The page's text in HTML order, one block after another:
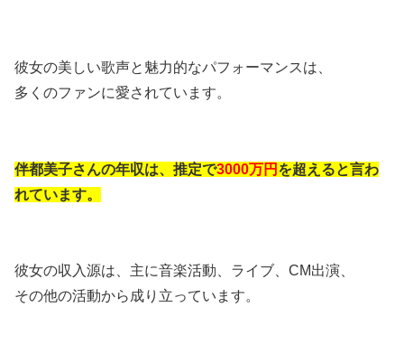
彼女の美しい歌声と魅力的なパフォーマンスは、
多くのファンに愛されています。
伴都美子さんの年収は、推定で3000万円 を超えると言わ
れています。
彼女の収入源は、主に音楽活動、ライブ、CM出演、
その他の活動から成り立っています。